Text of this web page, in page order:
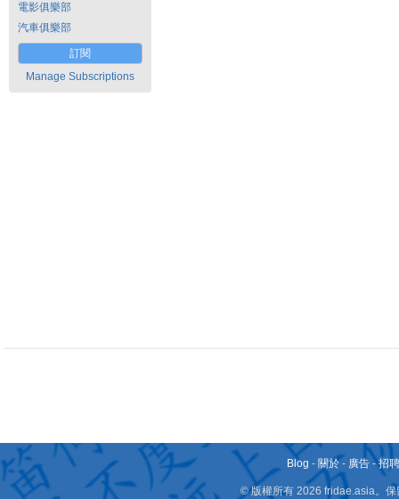
電影俱樂部
汽車俱樂部
訂閱
Manage Subscriptions
Blog - 關於 - 廣告 -招
© 版權所有 2026 fridae.asia。